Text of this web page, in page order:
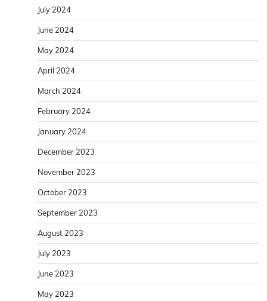
July 2024
June 2024
May 2024
April 2024
March 2024
February 2024
January 2024
December 2023
November 2023
October 2023
September 2023
August 2023
July 2023
June 2023
May 2023